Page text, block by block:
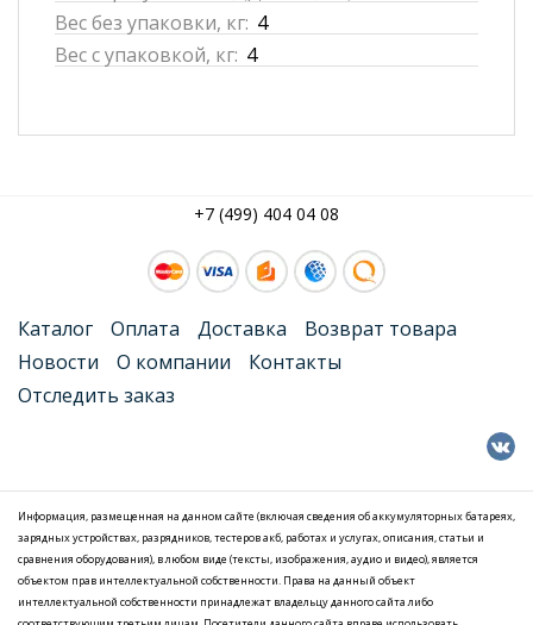
Вес без упаковки, кг: 4
Вес с упаковкой, кг: 4
+7 (499) 404 04 08
Каталог Оплата Доставка
Возврат товара
Новости
О компании
Контакты
Отследить заказ
Информация, размещенная на данном сайте (включая сведения об аккумуляторных батареях,
зарядных устройствах, разрядников, тестеров акб, работах и услугах, описания, статьи и
сравнения оборудования), в любом виде (тексты, изображения, аудио и видео), является
объектом прав интеллектуальной собственности. Права на данный объект
интеллектуальной собственности принадлежат владельцу данного сайта либо